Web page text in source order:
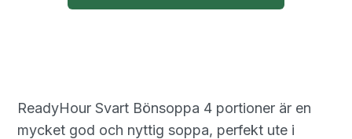
ReadyHour Svart Bönsoppa 4 portioner är en
mycket god och nyttig soppa, perfekt ute i